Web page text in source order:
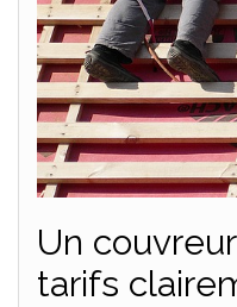
Un
tarifs